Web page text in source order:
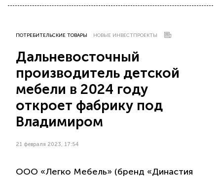
ПОТРЕБИТЕЛЬСКИЕ ТОВАРЫ НОВЫЕ ИНВЕСТПРОЕКТЫ
Дальневосточный
производитель детской
мебели в 2024 году
откроет фабрику под
Владимиром
21 февраля 2023, 17:54
ООО «Легко Мебель» (бренд «Династия